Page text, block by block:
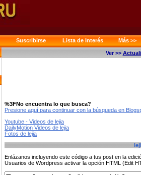
Suscribirse Lista de Interés
Más >>
Ver >>
%3FNo encuentra lo que busca?
Presione aquí para continuar con la búsqueda en
Youtube - Videos de lejia
DailyMotion Videos de lejia
Fotos de lejia
Enlázanos incluyendo este código a tus post en la
Usuarios de Wordpress activar la opción HTML (Edit